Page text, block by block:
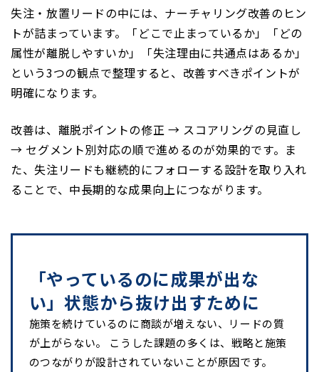
失注・放置リードの中には、ナーチャリング改善のヒン
トが詰まっています。「どこで止まっているか」「どの
属性が離脱しやすいか」「失注理由に共通点はあるか」
という3つの観点で整理すると、改善すべきポイントが
明確になります。
改善は、離脱ポイントの修正 → スコアリングの見直し
→ セグメント別対応の順で進めるのが効果的です。ま
た、失注リードも継続的にフォローする設計を取り入れ
ることで、中長期的な成果向上につながります。
「やっているのに成果が出な
い」状態から抜け出すために
施策を続けているのに商談が増えない、リードの質
が上がらない。 こうした課題の多くは、戦略と施策
のつながりが設計されていないことが原因です。